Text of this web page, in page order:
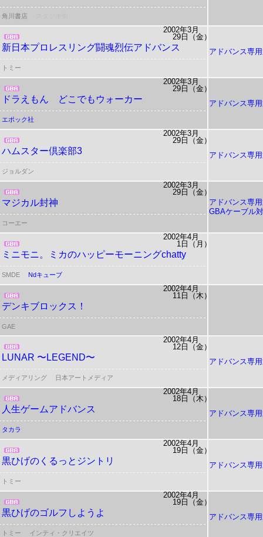
角川書店
2002年3月
29日（金）
新日本プロレスリング闘魂烈伝アドバンス アドバンス専
トミー
2002年3月
29日（金）
ドラえもん どこでもウォーカー アドバンス専
エポック社
2002年3月
29日（金）
ハムスター倶楽部3 アドバンス専
ジョルダン
2002年3月
29日（金）
マジカル封神
アドバンス専
GBAケーブル
コーエー
2002年4月
1日（月）
ミニモニ。ミカのハッピーモーニングchatty
SMDE Ndキューブ
2002年4月
11日（木）
デンキブロックス！
GAE
2002年4月
12日（金）
LUNAR 〜LEGEND〜 アドバンス専
メディアリング 日本アートメディア
2002年4月
18日（木）
人生ゲームアドバンス アドバンス専
タカラ
2002年4月
19日（金）
黒ひげのくるっとジントリ アドバンス専
トミー
2002年4月
19日（金）
黒ひげのゴルフしようよ アドバンス専
トミー インティ・クリエイツ